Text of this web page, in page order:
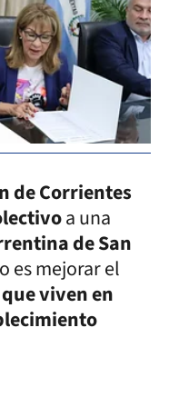
de Corrientes
a una
de San
es mejorar el
viven en